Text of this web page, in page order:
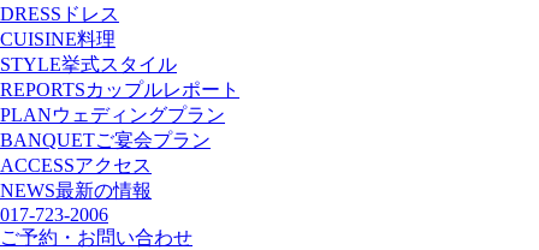
DRESS ドレス
CUISINE料理
STYLE挙式スタイル
REPORTSカップルレポート
PLANウェディングプラン
BANQUETご宴会プラン
ACCESSアクセス
NEWS最新の情報
017-723-2006
ご予約・お問い合わせ